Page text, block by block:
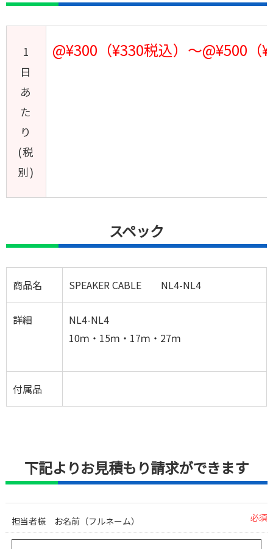
1
日
あ
た
り
(税
別)
@¥300（¥330税込）～@¥500（
スペック
商品名 SPEAKER CABLE NL4-NL4
詳細
NL4-NL4
10ｍ・15ｍ・17ｍ・27ｍ
付属品
下記よりお見積もり請求ができます
担当者様 お名前（フルネーム） 必須